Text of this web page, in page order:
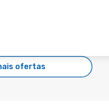
ofertas